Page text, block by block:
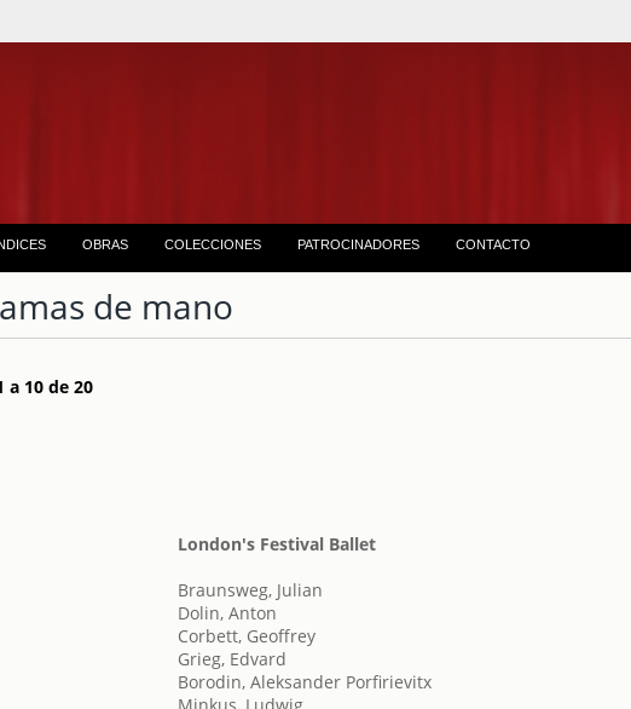
OBRAS COLECCIONES PATROCINADORES CONTACTO
de mano
a 10 de 20
London's Festival Ballet
Braunsweg, Julian
Dolin, Anton
Corbett, Geoffrey
Grieg, Edvard
Borodin, Aleksander Porfirievitx